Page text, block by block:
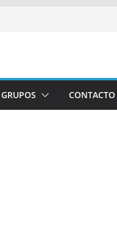
GRUPOS CONTACTO